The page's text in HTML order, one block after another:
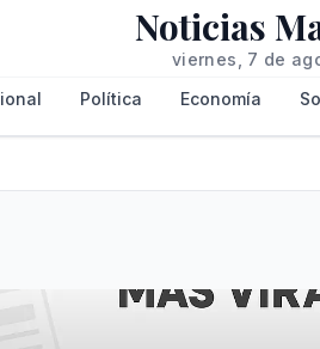
Noticias
viernes, 7 de
Política Economía